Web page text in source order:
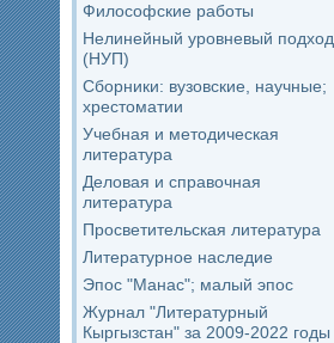
Философские работы
Нелинейный уровневый подход
(НУП)
Сборники: вузовские, научные;
хрестоматии
Учебная и методическая
литература
Деловая и справочная
литература
Просветительская литература
Литературное наследие
Эпос "Манас"; малый эпос
Журнал "Литературный
Кыргызстан" за 2009-2022 годы